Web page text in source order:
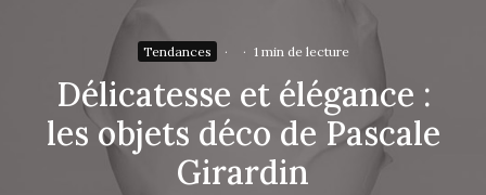
Tendances · · 1 min de lecture
Délicatesse et élégance :
les objets déco de Pascale
Girardin